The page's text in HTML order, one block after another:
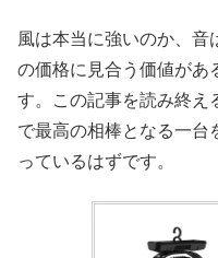
風は本当に強いのか、音
の価格に見合う価値があ
す。この記事を読み終え
で最高の相棒となる一台
っているはずです。